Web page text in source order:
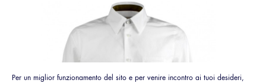
Per un miglior funzionamento del sito e per venire incontro ai tuoi desideri,